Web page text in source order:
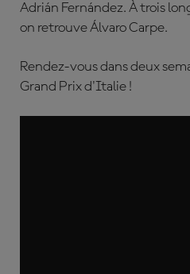
Adrián Fernández. À trois
on retrouveÁlvaro Carpe.
Rendez-vous dans deux
Grand Prix d'Italie !